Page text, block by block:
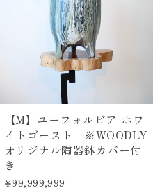
【M】ユーフォルビア ホワ
イトゴースト ※WOODLY
オリジナル陶器鉢カバー付
き
¥99,999,999